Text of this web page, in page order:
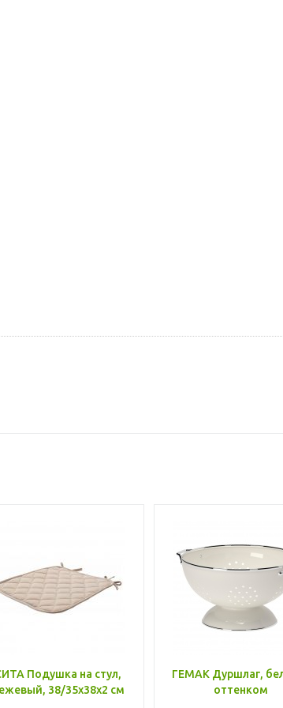
Подушка на стул,
38/35x38x2 см
ГЕМАК Дуршлаг,
оттенком